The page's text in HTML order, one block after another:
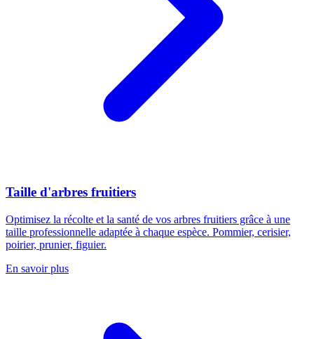
Taille d'arbres fruitiers
Optimisez la récolte et la santé de vos arbres fruitiers grâce à une
taille professionnelle adaptée à chaque espèce. Pommier, cerisier,
poirier, prunier, figuier.
En savoir plus